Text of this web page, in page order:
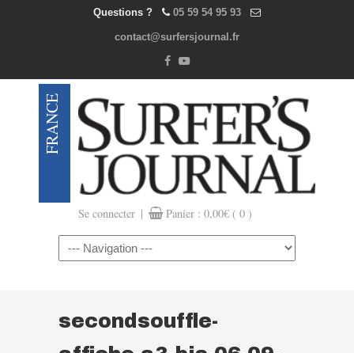
Questions ? 05 59 54 95 93
contact@surfersjournal.fr
Se connecter | Panier : 0,00€ ( 0 )
Navigation
secondsouffle-